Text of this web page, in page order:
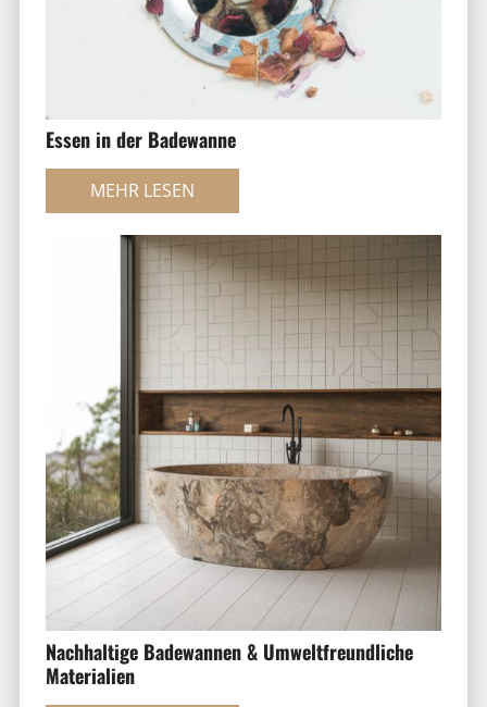
Essen in der Badewanne
MEHR LESEN
Nachhaltige Badewannen & Umweltfreundliche
Materialien